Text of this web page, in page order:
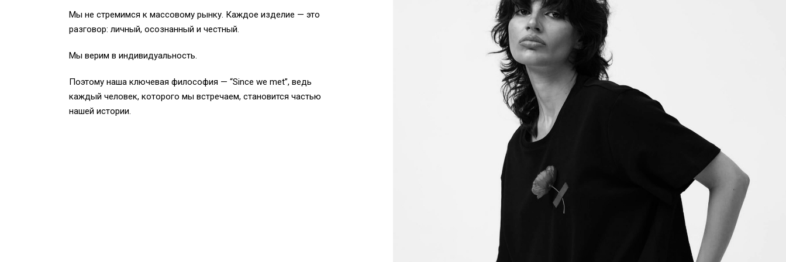
Мы не стремимся к массовому рынку. Каждое изделие — это
разговор: личный, осознанный и честный.
Мы верим в индивидуальность.
Поэтому наша ключевая философия — “Since we met”, ведь
каждый человек, которого мы встречаем, становится частью
нашей истории.